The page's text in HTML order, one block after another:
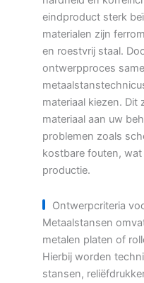
eindproduct sterk
materialen zijn
en roestvrij staal.
ontwerpproces
materiaal kiezen.
materiaal aan uw
problemen zoals
kostbare fouten,
productie.
Ontwerpcriteria
Metaalstansen
metalen platen of
Hierbij worden
stansen,